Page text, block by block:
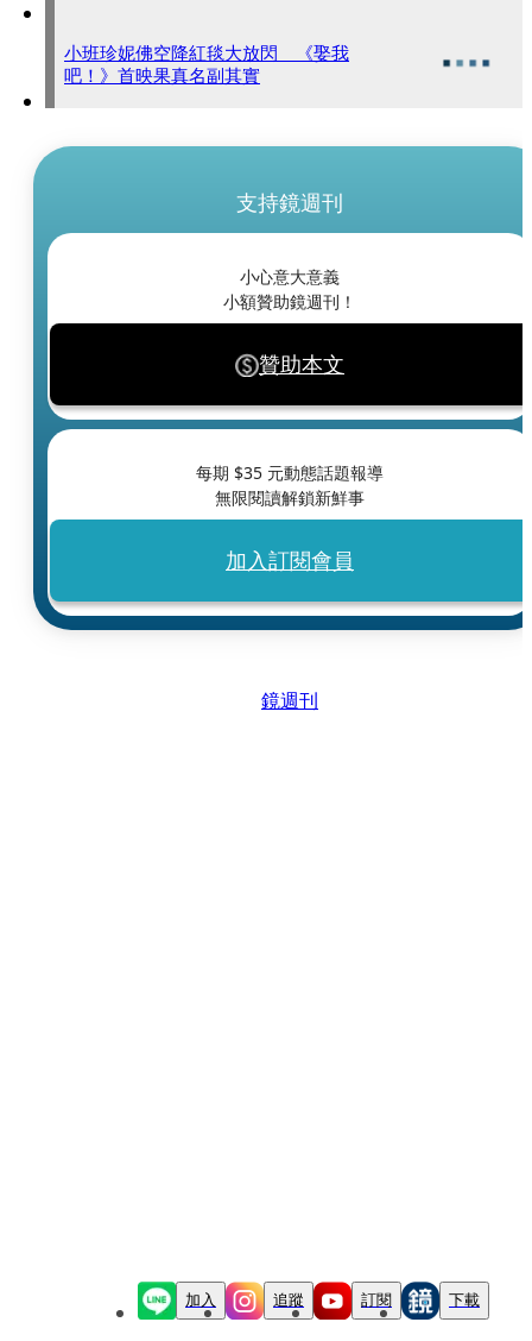
小班珍妮佛空降紅毯大放閃 《娶我
吧！》首映果真名副其實
支持鏡週刊
小心意大意義
小額贊助鏡週刊！
贊助本文
每期 $35 元動態話題報導
無限閱讀解鎖新鮮事
加入訂閱會員
鏡週刊
加入 追蹤 訂閱 下載